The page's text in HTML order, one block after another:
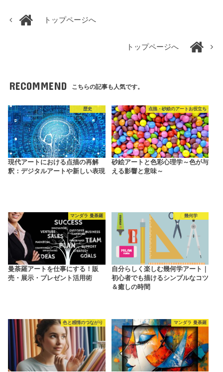
トップページへ
トップページへ
RECOMMEND こちらの記事も人気です。
歴史
現代アートにおける点描の再解
釈：デジタルアートや新しい表現
点描・砂絵のアートお役立ち
砂絵アートと色彩心理学～色が与
える影響と意味～
マンダラ 曼荼羅
曼荼羅アートを仕事にする！販
売・展示・プレゼント活用術
幾何学
自分らしく楽しむ幾何学アート｜
初心者でも描けるシンプルなコツ
＆癒しの時間
色と感情のつながり マンダラ 曼荼羅